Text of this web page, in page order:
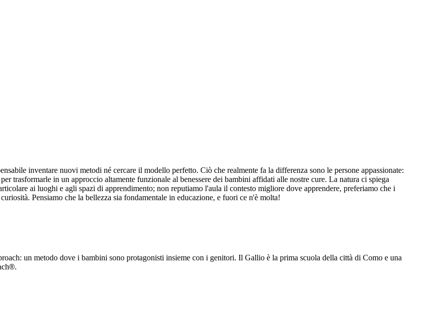
inventare nuovi metodi né cercare il modello perfetto. Ciò che realmente fa la differenza sono le persone appassionate:
trasformarle in un approccio altamente funzionale al benessere dei bambini affidati alle nostre cure. La natura ci spiega
ai luoghi e agli spazi di apprendimento; non reputiamo l'aula il contesto migliore dove apprendere, preferiamo che i
Pensiamo che la bellezza sia fondamentale in educazione, e fuori ce n'è molta!
un metodo dove i bambini sono protagonisti insieme con i genitori. Il Gallio è la prima scuola della città di Como e una
®.